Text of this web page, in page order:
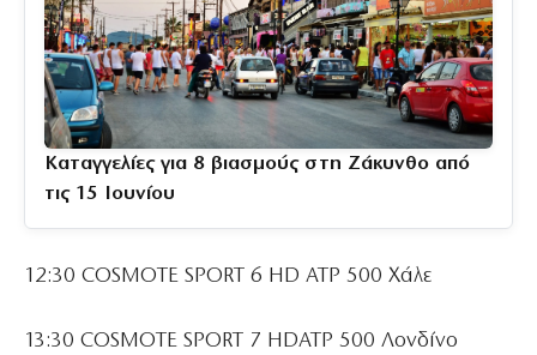
Καταγγελίες για 8 βιασμούς στη Ζάκυνθο από
τις 15 Ιουνίου
12:30 COSMOTE SPORT 6 HD ATP 500 Χάλε
13:30 COSMOTE SPORT 7 HDATP 500 Λονδίνο